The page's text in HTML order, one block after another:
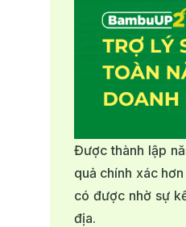
Được thành lập
quả chính xác
có được nhờ sự
địa.